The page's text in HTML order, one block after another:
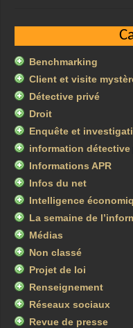
Benchmarking
Client et visite
Détective privé
Droit
Enquête et
information détective
Informations APR
Infos du net
Intelligence
La semaine de
Médias
Non classé
Projet de loi
Renseignement
Réseaux sociaux
Revue de presse